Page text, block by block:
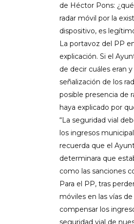
de Héctor Pons:
radar móvil por la
dispositivo, es
La portavoz del PP
explicación. Si el
de decir cuáles eran
señalización de los
posible presencia de
haya explicado por
“La seguridad vial
los ingresos
recuerda que el
determinara que
como las sanciones
Para el PP, tras
móviles en las vías
compensar los
seguridad vial de